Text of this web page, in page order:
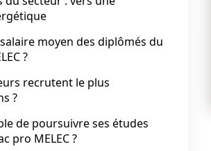
moyen des diplômés du
?
recrutent le plus
?
de poursuivre ses études
pro MELEC ?